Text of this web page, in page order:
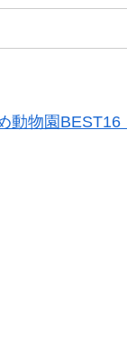
動物園BEST16